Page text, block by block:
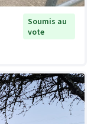
Soumis au
vote